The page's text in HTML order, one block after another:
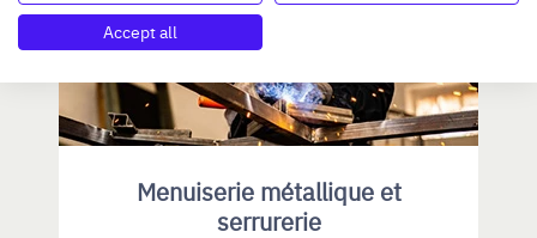
Menuiserie métallique et
serrurerie
Accept all